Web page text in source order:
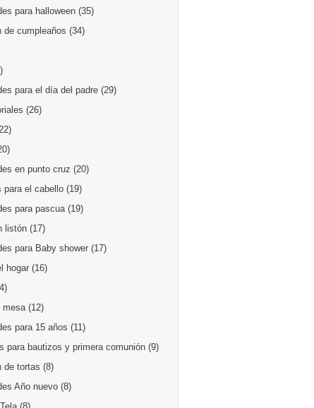
para halloween (35)
de cumpleaños (34)
para el día del padre (29)
(26)
en punto cruz (20)
para el cabello (19)
para pascua (19)
listón (17)
para Baby shower (17)
hogar (16)
mesa (12)
para 15 años (11)
para bautizos y primera comunión (9)
de tortas (8)
Año nuevo (8)